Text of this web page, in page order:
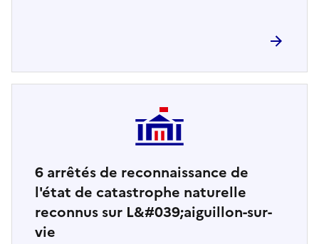
6 arrêtés de reconnaissance de
l'état de catastrophe naturelle
reconnus sur L&#039;aiguillon-sur-
vie